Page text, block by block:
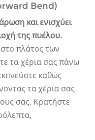
Bend)
και ενισχύει
της πυέλου.
στο πλάτος των
τα χέρια σας πάνω
καθώς
τα χέρια σας
σας. Κρατήστε